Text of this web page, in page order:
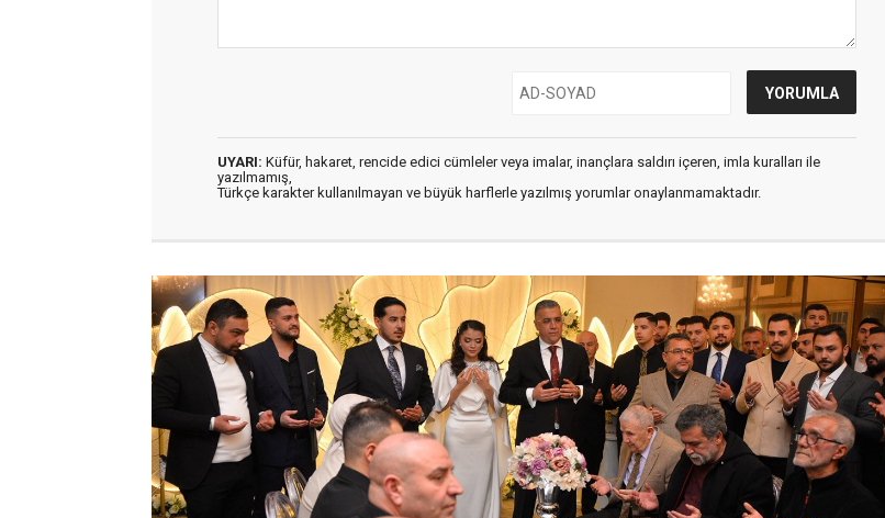
UYARI: Küfür, hakaret, rencide edici cümleler veya imalar, inançlara saldırı içeren, imla kuralları ile
yazılmamış,
Türkçe karakter kullanılmayan ve büyük harflerle yazılmış yorumlar onaylanmamaktadır.